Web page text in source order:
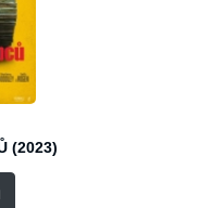
(2023)